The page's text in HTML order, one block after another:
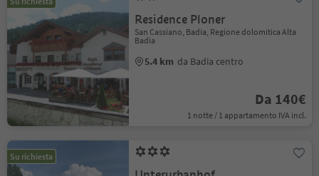
Residence Ploner
San Cassiano, Badia, Regione dolomitica Alta
Badia
5.4 km da Badia centro
Da 140€
1 notte / 1 appartamento IVA incl.
Su richiesta